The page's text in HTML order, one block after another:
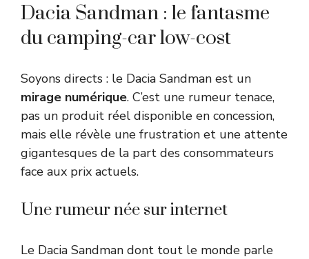
Dacia Sandman : le fantasme
du camping-car low-cost
Soyons directs : le Dacia Sandman est un
mirage numérique. C’est une rumeur tenace,
pas un produit réel disponible en concession,
mais elle révèle une frustration et une attente
gigantesques de la part des consommateurs
face aux prix actuels.
Une rumeur née sur internet
Le Dacia Sandman dont tout le monde parle